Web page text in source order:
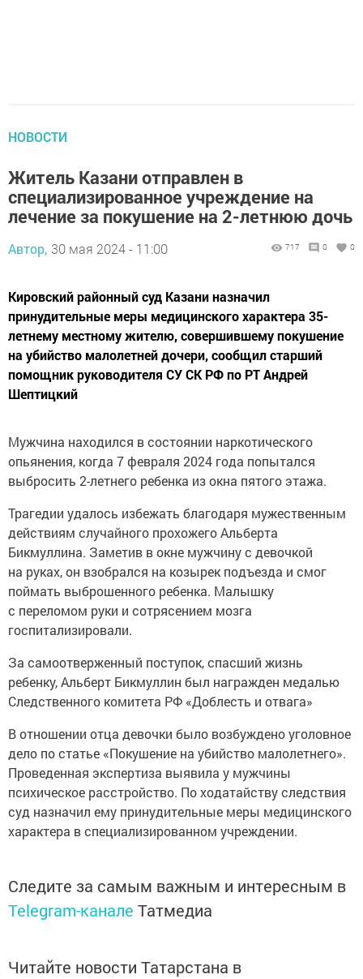
НОВОСТИ
Житель Казани отправлен в
специализированное учреждение на
лечение за покушение на 2-летнюю дочь
Автор, 30 мая 2024 - 11:00 717 0 0
Кировский районный суд Казани назначил
принудительные меры медицинского характера 35-
летнему местному жителю, совершившему покушение
на убийство малолетней дочери, сообщил старший
помощник руководителя СУ СК РФ по РТ Андрей
Шептицкий
Мужчина находился в состоянии наркотического
опьянения, когда 7 февраля 2024 года попытался
выбросить 2-летнего ребенка из окна пятого этажа.
Трагедии удалось избежать благодаря мужественным
действиям случайного прохожего Альберта
Бикмуллина. Заметив в окне мужчину с девочкой
на руках, он взобрался на козырек подъезда и смог
поймать выброшенного ребенка. Малышку
с переломом руки и сотрясением мозга
госпитализировали.
За самоотверженный поступок, спасший жизнь
ребенку, Альберт Бикмуллин был награжден медалью
Следственного комитета РФ «Доблесть и отвага»
В отношении отца девочки было возбуждено уголовное
дело по статье «Покушение на убийство малолетнего».
Проведенная экспертиза выявила у мужчины
психическое расстройство. По ходатайству следствия
суд назначил ему принудительные меры медицинского
характера в специализированном учреждении.
Следите за самым важным и интересным в
Telegram-канале Татмедиа
Читайте новости Татарстана в